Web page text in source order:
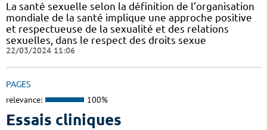
La santé sexuelle selon la définition de l’organisation
mondiale de la santé implique une approche positive
et respectueuse de la sexualité et des relations
sexuelles, dans le respect des droits sexue
22/03/2024 11:06
PAGES
relevance: 100%
Essais cliniques